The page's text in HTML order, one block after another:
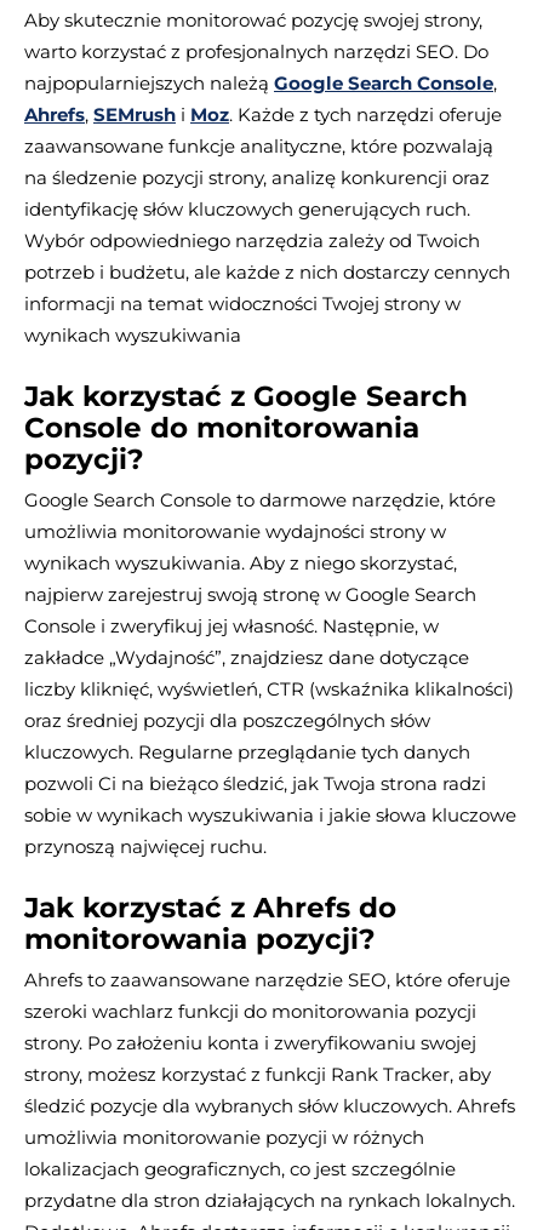
Aby skutecznie monitorować pozycję swojej strony,
warto korzystać z profesjonalnych narzędzi SEO. Do
najpopularniejszych należą Google Search Console,
Ahrefs, SEMrush i Moz. Każde z tych narzędzi oferuje
zaawansowane funkcje analityczne, które pozwalają
na śledzenie pozycji strony, analizę konkurencji oraz
identyfikację słów kluczowych generujących ruch.
Wybór odpowiedniego narzędzia zależy od Twoich
potrzeb i budżetu, ale każde z nich dostarczy cennych
informacji na temat widoczności Twojej strony w
wynikach wyszukiwania
Jak korzystać z Google Search
Console do monitorowania
pozycji?
Google Search Console to darmowe narzędzie, które
umożliwia monitorowanie wydajności strony w
wynikach wyszukiwania. Aby z niego skorzystać,
najpierw zarejestruj swoją stronę w Google Search
Console i zweryfikuj jej własność. Następnie, w
zakładce „Wydajność”, znajdziesz dane dotyczące
liczby kliknięć, wyświetleń, CTR (wskaźnika klikalności)
oraz średniej pozycji dla poszczególnych słów
kluczowych. Regularne przeglądanie tych danych
pozwoli Ci na bieżąco śledzić, jak Twoja strona radzi
sobie w wynikach wyszukiwania i jakie słowa kluczowe
przynoszą najwięcej ruchu​.
Jak korzystać z Ahrefs do
monitorowania pozycji?
Ahrefs to zaawansowane narzędzie SEO, które oferuje
szeroki wachlarz funkcji do monitorowania pozycji
strony. Po założeniu konta i zweryfikowaniu swojej
strony, możesz korzystać z funkcji Rank Tracker, aby
śledzić pozycje dla wybranych słów kluczowych. Ahrefs
umożliwia monitorowanie pozycji w różnych
lokalizacjach geograficznych, co jest szczególnie
przydatne dla stron działających na rynkach lokalnych.